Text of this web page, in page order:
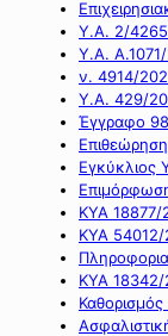
Υ.Α. 2/
Υ.Α.
ν. 4914/
Υ.Α. 429/
Έγγραφο
ΚΥΑ 18877/
ΚΥΑ
ΚΥΑ